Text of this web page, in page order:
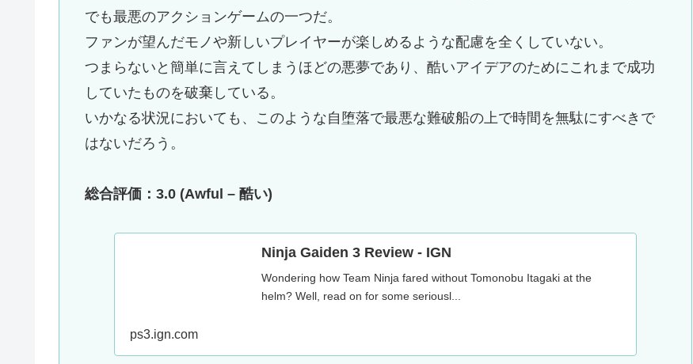
でも最悪のアクションゲームの一つだ。
ファンが望んだモノや新しいプレイヤーが楽しめるような配慮を全くしていない。
つまらないと簡単に言えてしまうほどの悪夢であり、酷いアイデアのためにこれまで成功
していたものを破棄している。
いかなる状況においても、このような自堕落で最悪な難破船の上で時間を無駄にすべきで
はないだろう。
総合評価：3.0 (Awful – 酷い)
Ninja Gaiden 3 Review - IGN
Wondering how Team Ninja fared without Tomonobu Itagaki at the
helm? Well, read on for some seriousl...
ps3.ign.com